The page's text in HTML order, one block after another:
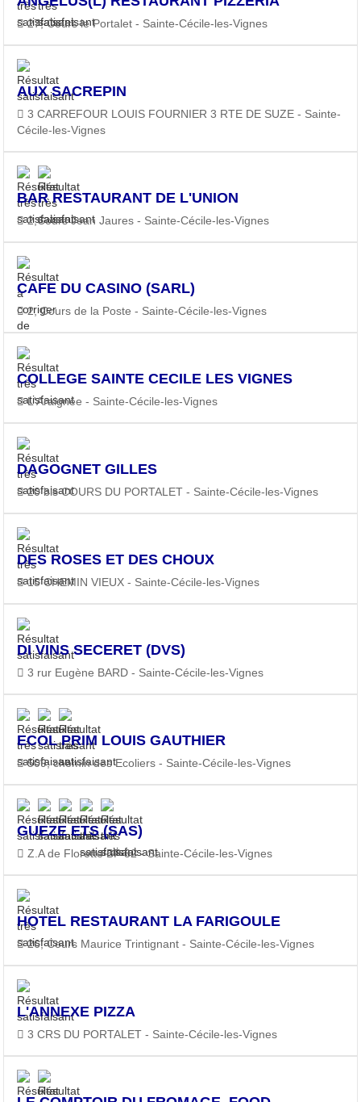
27, Cours le Portalet - Sainte-Cécile-les-Vignes
AUX SACREPIN
3 CARREFOUR LOUIS FOURNIER 3 RTE DE SUZE - Sainte-
Cécile-les-Vignes
BAR RESTAURANT DE L'UNION
2,Cours Jean Jaures - Sainte-Cécile-les-Vignes
CAFE DU CASINO (SARL)
2, Cours de la Poste - Sainte-Cécile-les-Vignes
COLLEGE SAINTE CECILE LES VIGNES
L'Araignée - Sainte-Cécile-les-Vignes
DAGOGNET GILLES
20 bis COURS DU PORTALET - Sainte-Cécile-les-Vignes
DES ROSES ET DES CHOUX
15 CHEMIN VIEUX - Sainte-Cécile-les-Vignes
DI VINS SECERET (DVS)
3 rur Eugène BARD - Sainte-Cécile-les-Vignes
ECOL PRIM LOUIS GAUTHIER
509, chemin des Ecoliers - Sainte-Cécile-les-Vignes
GUEZE ETS (SAS)
Z.A de Florette BP 32 - Sainte-Cécile-les-Vignes
HOTEL RESTAURANT LA FARIGOULE
26, Cours Maurice Trintignant - Sainte-Cécile-les-Vignes
L'ANNEXE PIZZA
3 CRS DU PORTALET - Sainte-Cécile-les-Vignes